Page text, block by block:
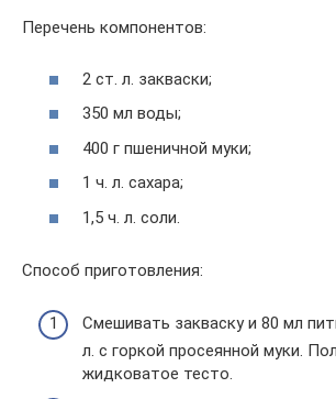
Перечень компонентов:
2 ст. л. закваски;
350 мл воды;
400 г пшеничной муки;
1 ч. л. сахара;
1,5 ч. л. соли.
Способ приготовления:
Смешивать закваску и 80 мл
л. с горкой просеянной муки.
жидковатое тесто.